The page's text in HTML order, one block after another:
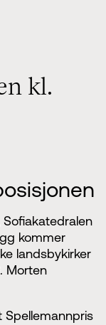
kl.
kommer
landsbykirker
Morten
Spellemannpris